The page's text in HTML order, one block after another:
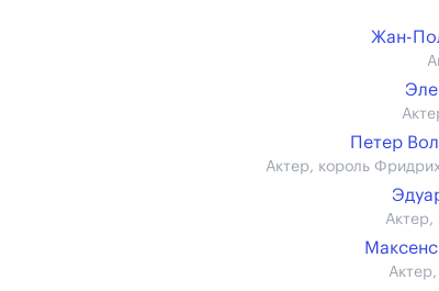
Жан-
Петер
Актер, король